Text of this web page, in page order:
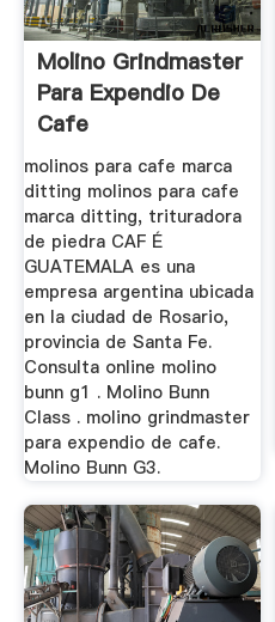
Molino Grindmaster
Para Expendio De
Cafe
molinos para cafe marca
ditting molinos para cafe
marca ditting, trituradora
de piedra CAF É
GUATEMALA es una
empresa argentina ubicada
en la ciudad de Rosario,
provincia de Santa Fe.
Consulta online molino
bunn g1 . Molino Bunn
Class . molino grindmaster
para expendio de cafe.
Molino Bunn G3.